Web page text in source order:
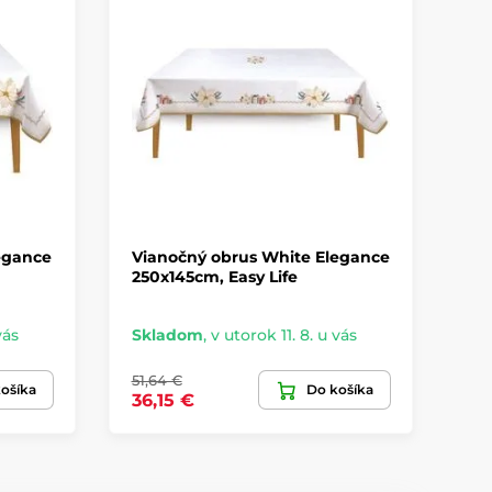
Vianočný obrus White Elegance
250x145cm, Easy Life
Skladom, v utorok 11. 8. u vás
51,64 €
36,15 €
Do košíka